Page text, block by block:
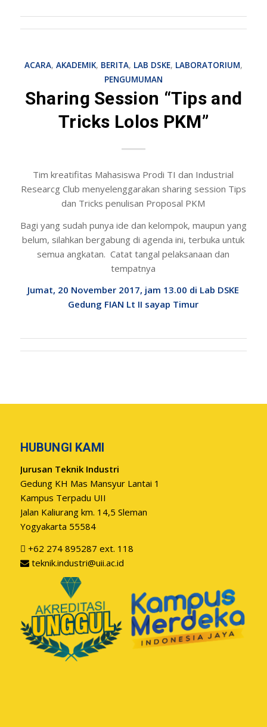
ACARA, AKADEMIK, BERITA, LAB DSKE, LABORATORIUM,
PENGUMUMAN
Sharing Session “Tips and
Tricks Lolos PKM”
Tim kreatifitas Mahasiswa Prodi TI dan Industrial
Researcg Club menyelenggarakan sharing session Tips
dan Tricks penulisan Proposal PKM
Bagi yang sudah punya ide dan kelompok, maupun yang
belum, silahkan bergabung di agenda ini, terbuka untuk
semua angkatan. Catat tangal pelaksanaan dan
tempatnya
Jumat, 20 November 2017, jam 13.00 di Lab DSKE
Gedung FIAN Lt II sayap Timur
HUBUNGI KAMI
Jurusan Teknik Industri
Gedung KH Mas Mansyur Lantai 1
Kampus Terpadu UII
Jalan Kaliurang km. 14,5 Sleman
Yogyakarta 55584
+62 274 895287 ext. 118
teknik.industri@uii.ac.id